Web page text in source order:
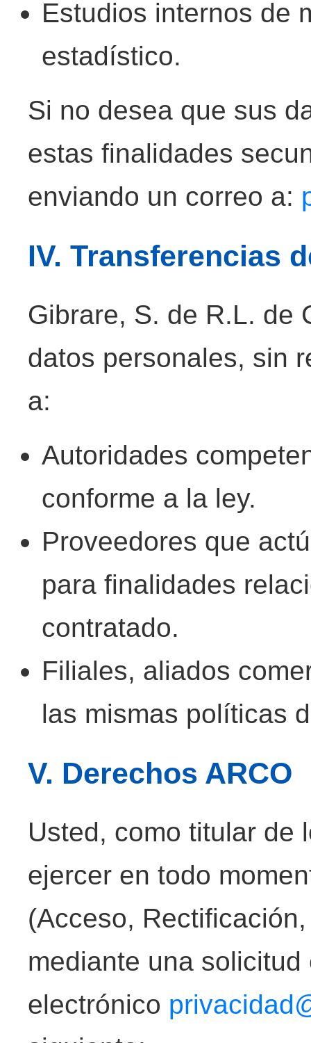
Estudios internos de
estadístico.
Si no desea que sus
estas finalidades
enviando un correo a:
IV. Transferencias
Gibrare, S. de R.L. de
datos personales, sin
a:
Autoridades
conforme a la ley.
Proveedores que
para finalidades
contratado.
Filiales, aliados
las mismas políticas
V. Derechos ARCO
Usted, como titular de
ejercer en todo
(Acceso,
mediante una
electrónico